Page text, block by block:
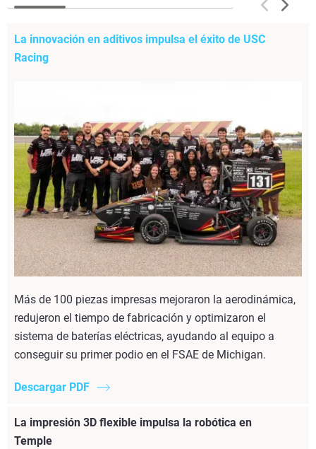
La innovación en aditivos impulsa el éxito de USC
Racing
Más de 100 piezas impresas mejoraron la aerodinámica,
redujeron el tiempo de fabricación y optimizaron el
sistema de baterías eléctricas, ayudando al equipo a
conseguir su primer podio en el FSAE de Michigan.
Descargar PDF
La impresión 3D flexible impulsa la robótica en
Temple